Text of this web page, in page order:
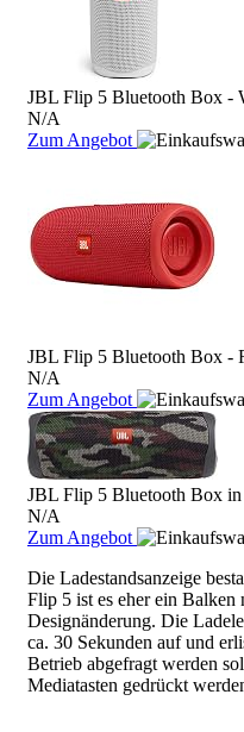
JBL Flip 5 Bluetooth Box -
N/A
Zum Angebot
JBL Flip 5 Bluetooth Box -
N/A
Zum Angebot
JBL Flip 5 Bluetooth Box
N/A
Zum Angebot
Die Ladestandsanzeige
Flip 5 ist es eher ein
Designänderung. Die
ca. 30 Sekunden auf und
Betrieb abgefragt werden
Mediatasten gedrückt